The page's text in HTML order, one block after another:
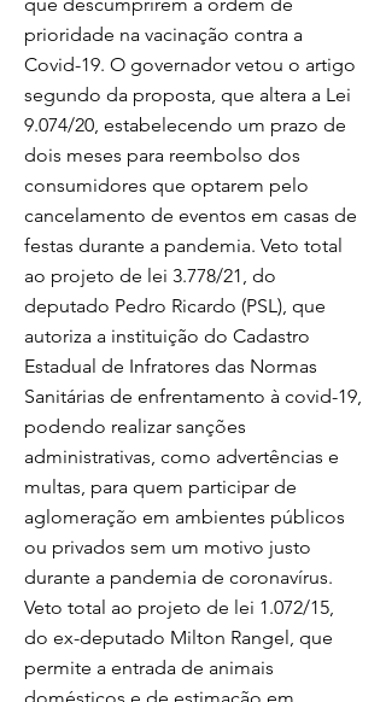
prioridade na vacinação contra a
Covid-19. O governador vetou o artigo
segundo da proposta, que altera a Lei
9.074/20, estabelecendo um prazo de
dois meses para reembolso dos
consumidores que optarem pelo
cancelamento de eventos em casas de
festas durante a pandemia. Veto total
ao projeto de lei 3.778/21, do
deputado Pedro Ricardo (PSL), que
autoriza a instituição do Cadastro
Estadual de Infratores das Normas
Sanitárias de enfrentamento à covid-19,
podendo realizar sanções
administrativas, como advertências e
multas, para quem participar de
aglomeração em ambientes públicos
ou privados sem um motivo justo
durante a pandemia de coronavírus.
Veto total ao projeto de lei 1.072/15,
do ex-deputado Milton Rangel, que
permite a entrada de animais